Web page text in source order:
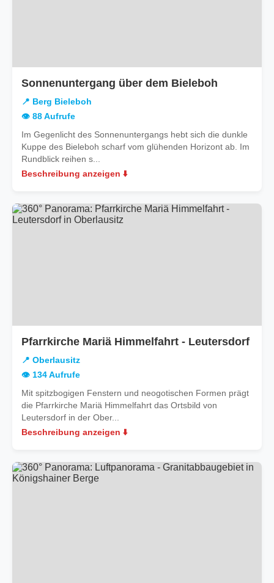
Sonnenuntergang über dem Bieleboh
📍 Berg Bieleboh
👁️ 88 Aufrufe
Im Gegenlicht des Sonnenuntergangs hebt sich die dunkle
Kuppe des Bieleboh scharf vom glühenden Horizont ab. Im
Rundblick reihen s...
Beschreibung anzeigen ⬇️
Pfarrkirche Mariä Himmelfahrt - Leutersdorfin
📍 Oberlausitz
👁️ 134 Aufrufe
Mit spitzbogigen Fenstern und neogotischen Formen prägt
die Pfarrkirche Mariä Himmelfahrt das Ortsbild von
Leutersdorf in der Ober...
Beschreibung anzeigen ⬇️